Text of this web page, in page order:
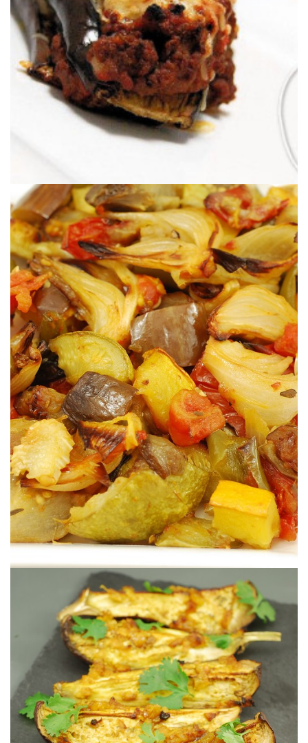
LASAGNE DE MOUSSAKA À MA
MANIÈRE
RATATOUILLE RÔTIE AU FOUR
Une façon différente de cuisiner les légumes de l’été.